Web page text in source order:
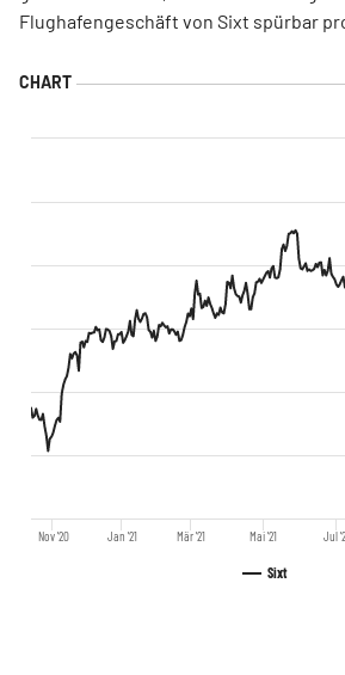
Flughafengeschäft von Sixt spürbar
Sixt
Nov '20 Jan '21 Mär '21 Mai '21 Jul